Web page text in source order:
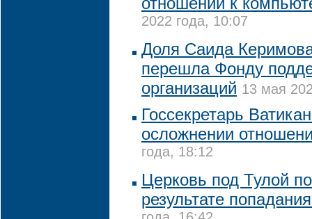
2022 года, 10:07
Доля Саида
перешла Фонду
организаций 13 мая
Госсекретарь
осложнении
года, 18:12
Церковь под Тулой
результате